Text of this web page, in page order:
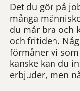
Det du gör på
många
du mår bra och
och fritiden.
förmåner vi
kanske kan du
erbjuder, men